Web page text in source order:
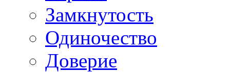
Замкнутость
Одиночество
Доверие